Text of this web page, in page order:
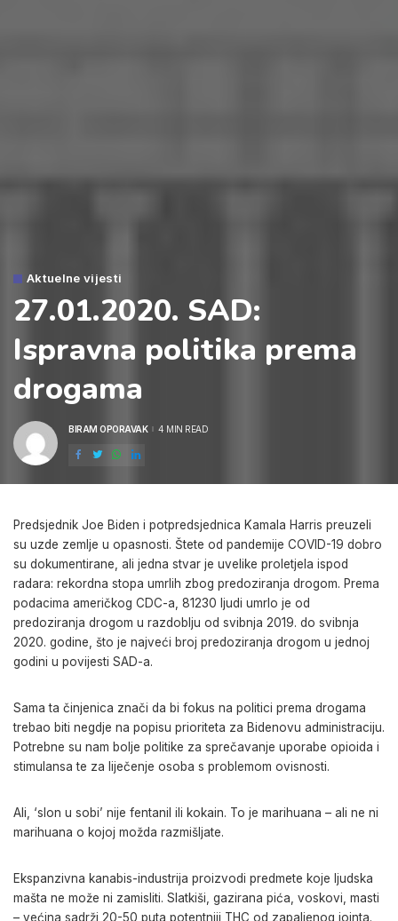
Aktuelne vijesti
27.01.2020. SAD:
Ispravna politika prema
drogama
POSTED
BIRAM OPORAVAK 4 MIN READ
Predsjednik Joe Biden i potpredsjednica Kamala Harris preuzeli
su uzde zemlje u opasnosti. Štete od pandemije COVID-19 dobro
su dokumentirane, ali jedna stvar je uvelike proletjela ispod
radara: rekordna stopa umrlih zbog predoziranja drogom. Prema
podacima američkog CDC-a, 81230 ljudi umrlo je od
predoziranja drogom u razdoblju od svibnja 2019. do svibnja
2020. godine, što je najveći broj predoziranja drogom u jednoj
godini u povijesti SAD-a.
Sama ta činjenica znači da bi fokus na politici prema drogama
trebao biti negdje na popisu prioriteta za Bidenovu administraciju.
Potrebne su nam bolje politike za sprečavanje uporabe opioida i
stimulansa te za liječenje osoba s problemom ovisnosti.
Ali, ‘slon u sobi’ nije fentanil ili kokain. To je marihuana – ali ne ni
marihuana o kojoj možda razmišljate.
Ekspanzivna kanabis-industrija proizvodi predmete koje ljudska
mašta ne može ni zamisliti. Slatkiši, gazirana pića, voskovi, masti
– većina sadrži 20-50 puta potentniji THC od zapaljenog jointa.